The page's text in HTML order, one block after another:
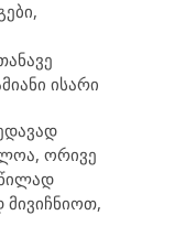
ისარი
ორივე